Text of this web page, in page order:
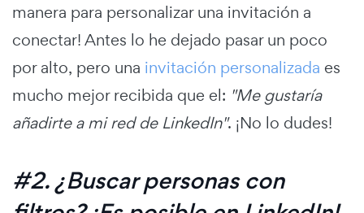
manera para personalizar una invitación a
conectar! Antes lo he dejado pasar un poco
por alto, pero una invitación personalizada es
mucho mejor recibida que el: "Me gustaría
añadirte a mi red de LinkedIn". ¡No lo dudes!
#2. ¿Buscar personas con